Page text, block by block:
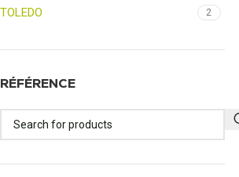
TOLEDO 2
RÉFÉRENCE